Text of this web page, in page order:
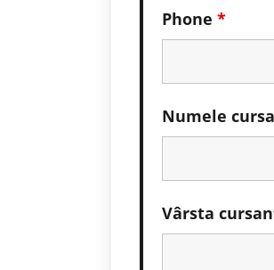
Phone *
Numele
Vârsta